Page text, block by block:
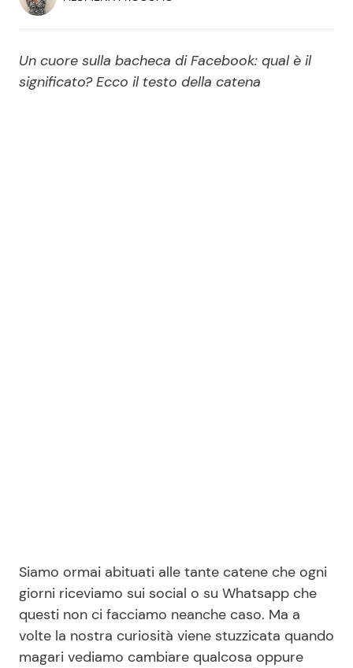
Economia
Persone Scomparse Programmi TV
Salute
Viaggi e Turismo
Ricette Facili e Veloci
Ricette Feste
Un cuore sulla bacheca di Facebook: qual è il
significato? Ecco il testo della catena
Siamo ormai abituati alle tante catene che ogni
giorni riceviamo sui social o su Whatsapp che
questi non ci facciamo neanche caso. Ma a
volte la nostra curiosità viene stuzzicata quando
magari vediamo cambiare qualcosa oppure